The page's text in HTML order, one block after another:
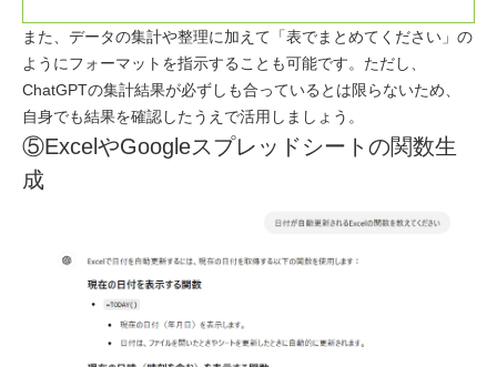
また、データの集計や整理に加えて「表でまとめてください」の
ようにフォーマットを指示することも可能です。ただし、
ChatGPTの集計結果が必ずしも合っているとは限らないため、
自身でも結果を確認したうえで活用しましょう。
⑤ExcelやGoogleスプレッドシートの関数生
成